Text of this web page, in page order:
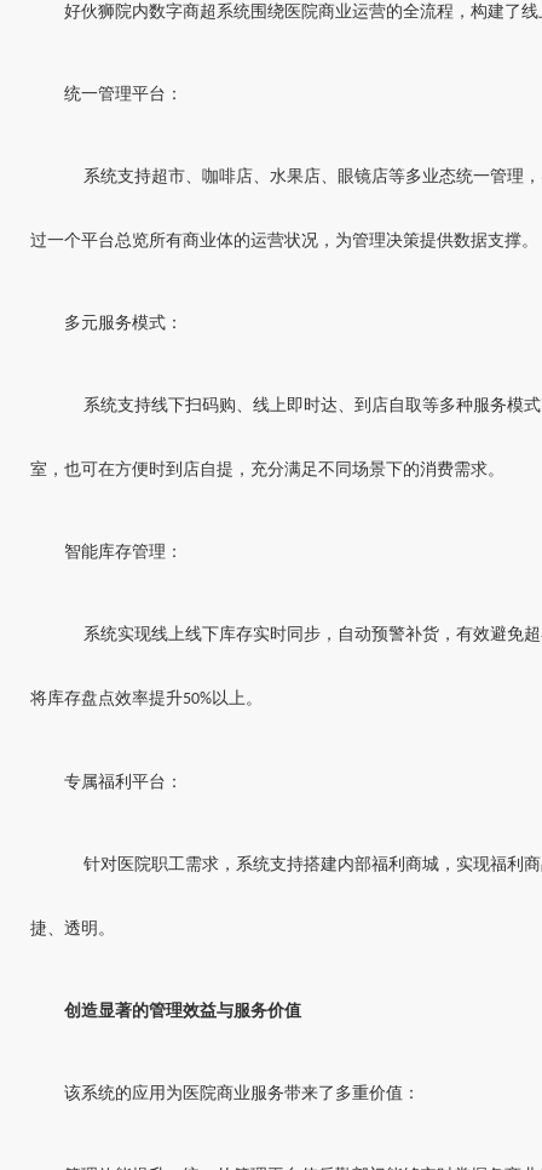
好伙狮院内数字商超系统围绕医院商业运营的全流程，构建了
统一管理平台：
系统支持超市、咖啡店、水果店、眼镜店等多业态统一管理
过一个平台总览所有商业体的运营状况，为管理决策提供数据支撑。
多元服务模式：
系统支持线下扫码购、线上即时达、到店自取等多种服务模
室，也可在方便时到店自提，充分满足不同场景下的消费需求。
智能库存管理：
系统实现线上线下库存实时同步，自动预警补货，有效避免
将库存盘点效率提升50%以上。
专属福利平台：
针对医院职工需求，系统支持搭建内部福利商城，实现福利
捷、透明。
创造显著的管理效益与服务价值
该系统的应用为医院商业服务带来了多重价值：